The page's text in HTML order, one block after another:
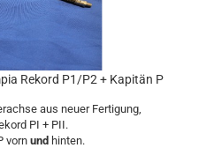
Rekord P1/P2 + Kapitän P
aus neuer Fertigung,
PI + PII.
vorn und hinten.